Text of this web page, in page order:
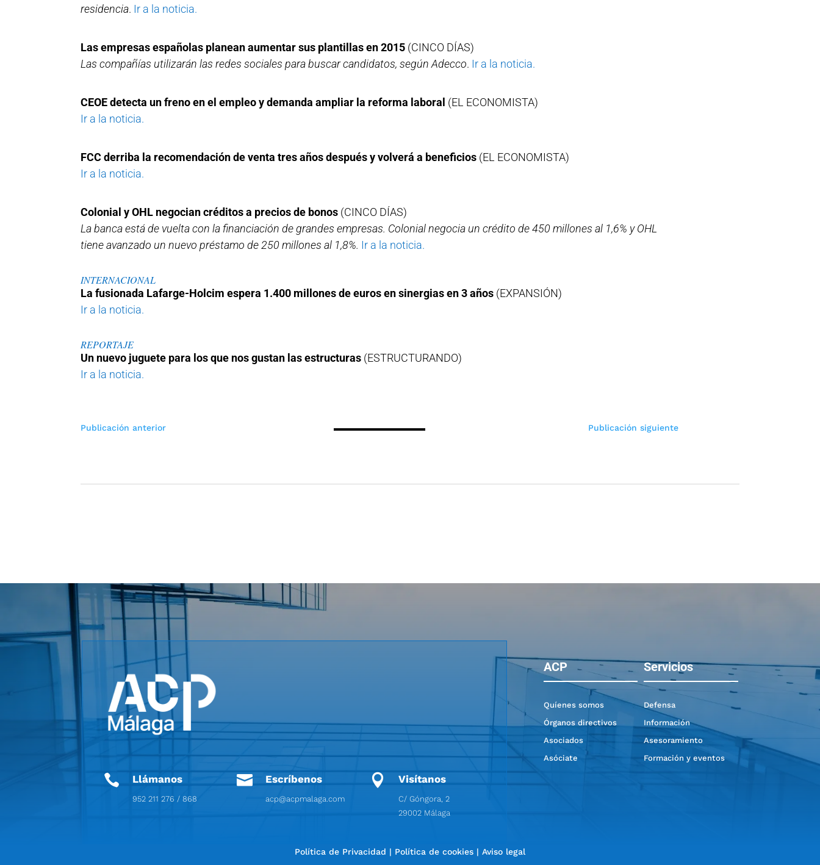
residencia. Ir a la noticia.
Las empresas españolas planean aumentar sus plantillas en 2015 (CINCO DÍAS)
Las compañías utilizarán las redes sociales para buscar candidatos, según Adecco. Ir a la noticia.
CEOE detecta un freno en el empleo y demanda ampliar la reforma laboral (EL ECONOMISTA)
Ir a la noticia.
FCC derriba la recomendación de venta tres años después y volverá a beneficios (EL ECONOMISTA)
Ir a la noticia.
Colonial y OHL negocian créditos a precios de bonos (CINCO DÍAS)
La banca está de vuelta con la financiación de grandes empresas. Colonial negocia un crédito de 450 millones al 1,6% y OHL
tiene avanzado un nuevo préstamo de 250 millones al 1,8%. Ir a la noticia.
INTERNACIONAL
La fusionada Lafarge-Holcim espera 1.400 millones de euros en sinergias en 3 años (EXPANSIÓN)
Ir a la noticia.
REPORTAJE
Un nuevo juguete para los que nos gustan las estructuras (ESTRUCTURANDO)
Ir a la noticia.
Navegación
Publicación anterior Publicación siguiente
 Llámanos
952 211 276 / 868
 Escríbenos
acp@acpmalaga.com
 Visítanos
C/ Góngora, 2
29002 Málaga
ACP Servicios
Quíenes somos
Órganos directivos
Asociados
Asóciate
Defensa
Información
Asesoramiento
Formación y eventos
Política de Privacidad | Política de cookies | Aviso legal